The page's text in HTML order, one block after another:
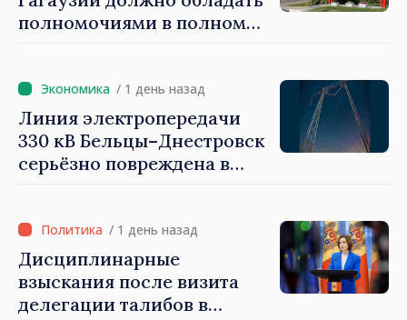
полномочиями в полном
быть свободными и
честными»
/ 1 день назад
Линия электропередачи
330 кВ Бельцы–Днестровск
серьёзно повреждена в
/ 1 день назад
Дисциплинарные
взыскания после визита
делегации талибов в